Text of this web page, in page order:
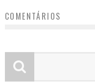
COMENTÁRIOS